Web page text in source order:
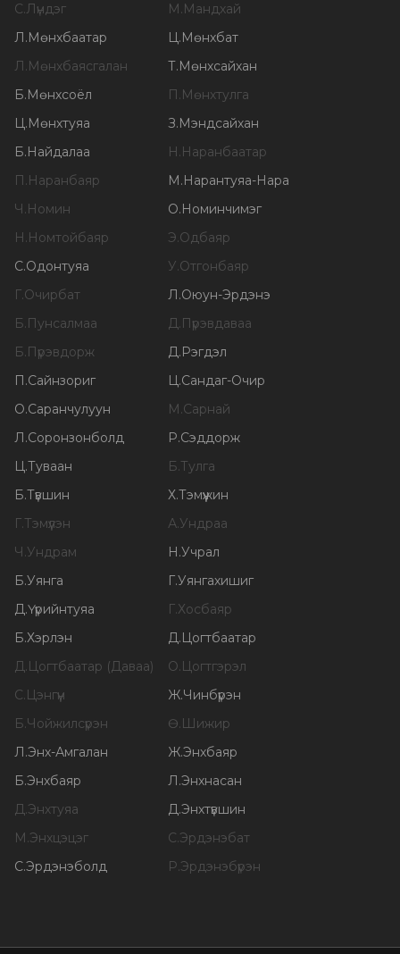
С.Лүндэг М.Мандхай
Л.Мөнхбаатар Ц.Мөнхбат
Л.Мөнхбаясгалан Т.Мөнхсайхан
Б.Мөнхсоёл П.Мөнхтулга
Ц.Мөнхтуяа З.Мэндсайхан
Б.Найдалаа Н.Наранбаатар
П.Наранбаяр М.Нарантуяа-Нара
Ч.Номин О.Номинчимэг
Н.Номтойбаяр Э.Одбаяр
С.Одонтуяа У.Отгонбаяр
Г.Очирбат Л.Оюун-Эрдэнэ
Б.Пунсалмаа Д.Пүрэвдаваа
Б.Пүрэвдорж Д.Рэгдэл
П.Сайнзориг Ц.Сандаг-Очир
О.Саранчулуун М.Сарнай
Л.Соронзонболд Р.Сэддорж
Ц.Туваан Б.Тулга
Б.Түвшин Х.Тэмүүжин
Г.Тэмүүлэн А.Ундраа
Ч.Ундрам Н.Учрал
Б.Уянга Г.Уянгахишиг
Д.Үүрийнтуяа Г.Хосбаяр
Б.Хэрлэн Д.Цогтбаатар
Д.Цогтбаатар (Даваа) О.Цогтгэрэл
С.Цэнгүүн Ж.Чинбүрэн
Б.Чойжилсүрэн Ө.Шижир
Л.Энх-Амгалан Ж.Энхбаяр
Б.Энхбаяр Л.Энхнасан
Д.Энхтуяа Д.Энхтүвшин
М.Энхцэцэг С.Эрдэнэбат
С.Эрдэнэболд Р.Эрдэнэбүрэн